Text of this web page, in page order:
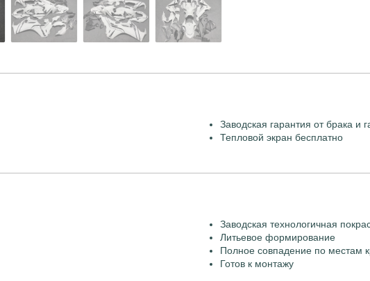
Заводская гарантия от брака и
Тепловой экран бесплатно
Заводская технологичная
Литьевое формирование
Полное совпадение по местам
Готов к монтажу